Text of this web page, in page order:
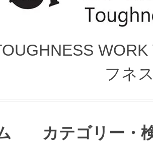
フネ
カテゴリー・